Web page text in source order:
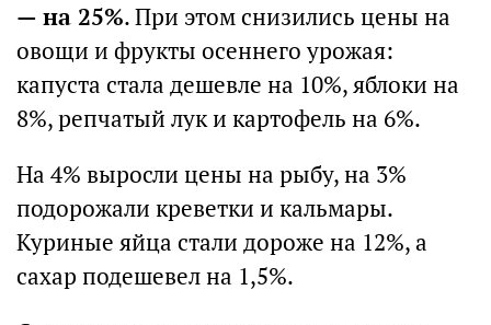
— на 25%. При этом снизились цены на
овощи и фрукты осеннего урожая:
капуста стала дешевле на 10%, яблоки на
8%, репчатый лук и картофель на 6%.
На 4% выросли цены на рыбу, на 3%
подорожали креветки и кальмары.
Куриные яйца стали дороже на 12%, а
сахар подешевел на 1,5%.